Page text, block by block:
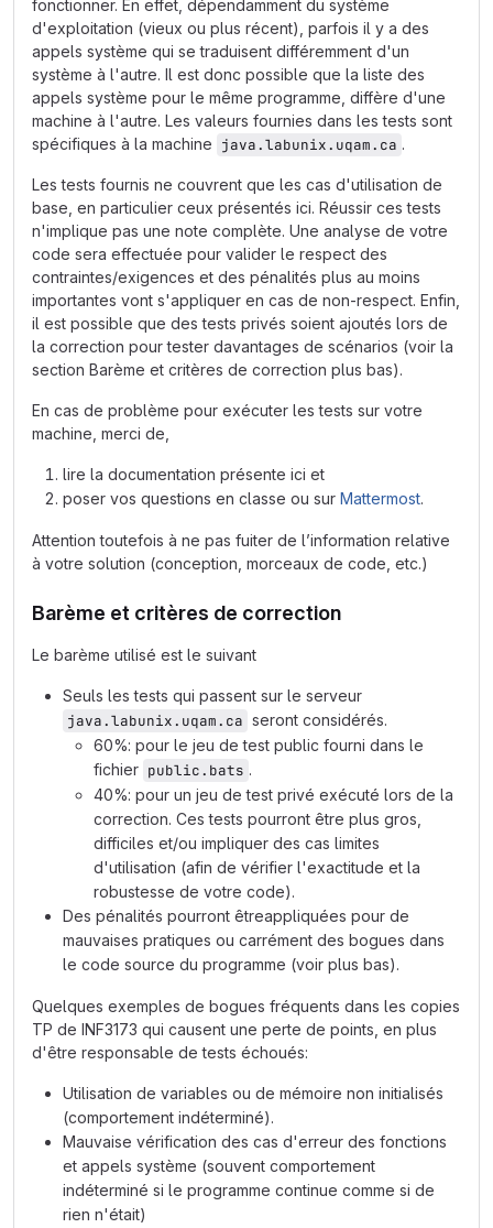
fonctionner. En effet, dépendamment du système
d'exploitation (vieux ou plus récent), parfois il y a des
appels système qui se traduisent différemment d'un
système à l'autre. Il est donc possible que la liste des
appels système pour le même programme, diffère d'une
machine à l'autre. Les valeurs fournies dans les tests sont
spécifiques à la machine java.labunix.uqam.ca .
Les tests fournis ne couvrent que les cas d'utilisation de
base, en particulier ceux présentés ici. Réussir ces tests
n'implique pas une note complète. Une analyse de votre
code sera effectuée pour valider le respect des
contraintes/exigences et des pénalités plus au moins
importantes vont s'appliquer en cas de non-respect. Enfin,
il est possible que des tests privés soient ajoutés lors de
la correction pour tester davantages de scénarios (voir la
section Barème et critères de correction plus bas).
En cas de problème pour exécuter les tests sur votre
machine, merci de,
lire la documentation présente ici et
poser vos questions en classe ou sur Mattermost.
Attention toutefois à ne pas fuiter de l’information relative
à votre solution (conception, morceaux de code, etc.)
Barème et critères de correction
Le barème utilisé est le suivant
Seuls les tests qui passent sur le serveur
java.labunix.uqam.ca seront considérés.
60%: pour le jeu de test public fourni dans le
fichier public.bats .
40%: pour un jeu de test privé exécuté lors de la
correction. Ces tests pourront être plus gros,
difficiles et/ou impliquer des cas limites
d'utilisation (afin de vérifier l'exactitude et la
robustesse de votre code).
Des pénalités pourront êtreappliquées pour de
mauvaises pratiques ou carrément des bogues dans
le code source du programme (voir plus bas).
Quelques exemples de bogues fréquents dans les copies
TP de INF3173 qui causent une perte de points, en plus
d'être responsable de tests échoués:
Utilisation de variables ou de mémoire non initialisés
(comportement indéterminé).
Mauvaise vérification des cas d'erreur des fonctions
et appels système (souvent comportement
indéterminé si le programme continue comme si de
rien n'était)